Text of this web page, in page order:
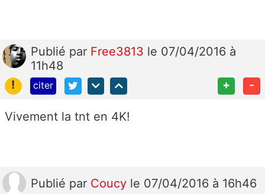
Publié par Free3813 le 07/04/2016 à
11h48
!
citer + -
Vivement la tnt en 4K!
Publié par Coucy le 07/04/2016 à 16h46